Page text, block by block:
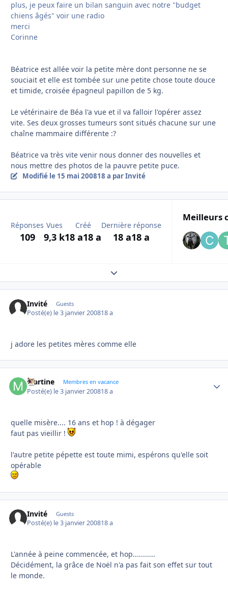
plus, je peux faire un bilan sanguin avec notre "budget
chiens âgés" voir une radio
merci
Corinne
Béatrice est allée voir la petite mère dont personne ne se
souciait et elle est tombée sur une petite chose toute douce
et timide, croisée épagneul papillon de 5 kg.
Le vétérinaire de Béa l'a vue et il va falloir l'opérer assez
vite. Ses deux grosses tumeurs sont situés chacune sur une
chaîne mammaire différente :?
Béatrice va très vite venir nous donner des nouvelles et
nous mettre des photos de la pauvre petite puce.
Modifié le 15 mai 200818 a par Invité
Réponses
109
Vues
9,3 k
Créé
18 a18 a
Dernière réponse
18 a18 a
Meilleurs
Expand topic overview
Invité Guests
Posté(e) le 3 janvier 200818 a
j adore les petites mères comme elle
Martine Membres en vacance
Posté(e) le 3 janvier 200818 a
quelle misère.... 16 ans et hop ! à dégager
faut pas vieillir !
l'autre petite pépette est toute mimi, espérons qu'elle soit
opérable
Invité Guests
Posté(e) le 3 janvier 200818 a
L'année à peine commencée, et hop...........
Décidément, la grâce de Noël n'a pas fait son effet sur tout
le monde.